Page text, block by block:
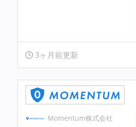
3ヶ月前更新
Momentum株式会社